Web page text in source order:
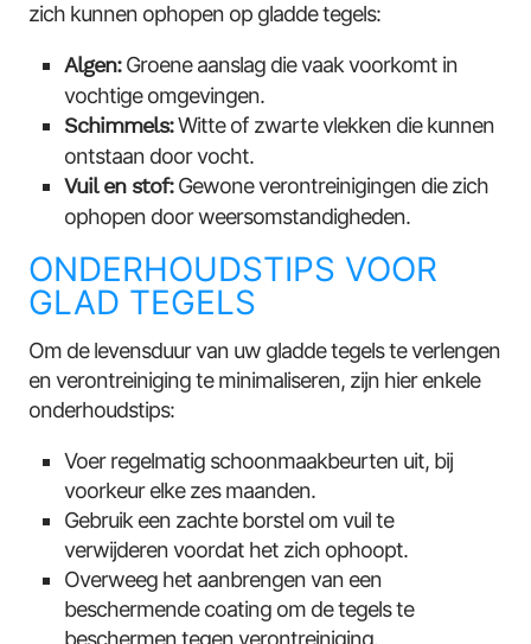
zich kunnen ophopen op gladde tegels:
Algen:Groene aanslag die vaak voorkomt in
vochtige omgevingen.
Schimmels:Witte of zwarte vlekken die kunnen
ontstaan door vocht.
Vuil en stof:Gewone verontreinigingen die zich
ophopen door weersomstandigheden.
ONDERHOUDSTIPS VOOR
GLAD TEGELS
Om de levensduur van uw gladde tegels te verlengen
en verontreiniging te minimaliseren, zijn hier enkele
onderhoudstips:
Voer regelmatig schoonmaakbeurten uit, bij
voorkeur elke zes maanden.
Gebruik een zachte borstel om vuil te
verwijderen voordat het zich ophoopt.
Overweeg het aanbrengen van een
beschermende coating om de tegels te
beschermen tegen verontreiniging.